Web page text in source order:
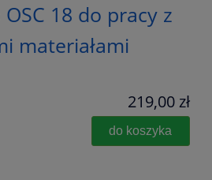
18 do pracy z
materiałami
219,00 zł
do koszyka